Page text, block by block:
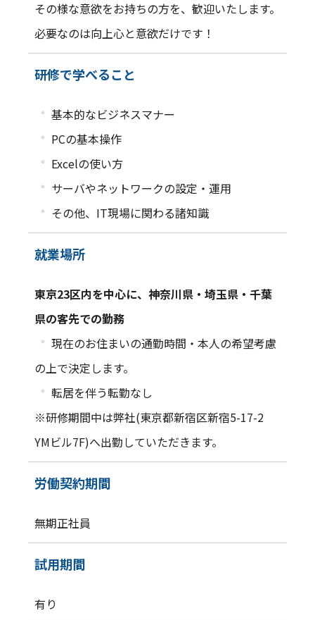
その様な意欲をお持ちの方を、歓迎いたします。
必要なのは向上心と意欲だけです！
研修で学べること
・ 基本的なビジネスマナー
・ PCの基本操作
・ Excelの使い方
・ サーバやネットワークの設定・運用
・ その他、IT現場に関わる諸知識
就業場所
東京23区内を中心に、神奈川県・埼玉県・千葉
県の客先での勤務
・ 現在のお住まいの通勤時間・本人の希望考慮
の上で決定します。
・ 転居を伴う転勤なし
※研修期間中は弊社(東京都新宿区新宿5-17-2
YMビル7F)へ出勤していただきます。
労働契約期間
無期正社員
試用期間
有り